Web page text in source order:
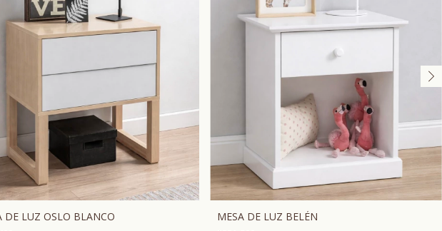
DE LUZ OSLO BLANCO MESA DE LUZ BELÉN